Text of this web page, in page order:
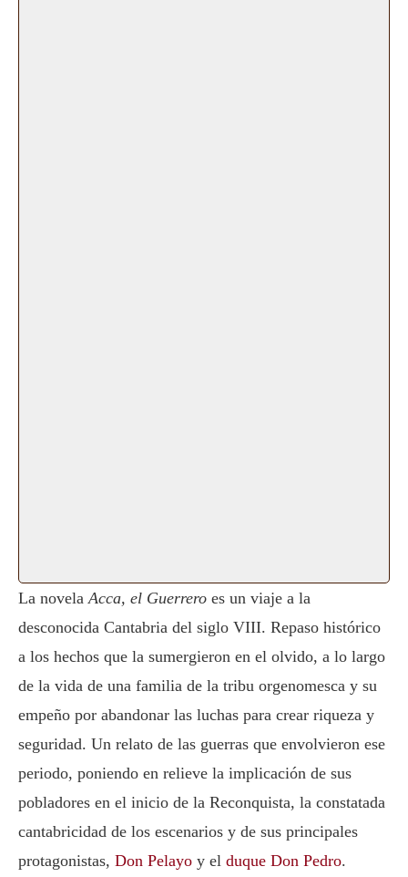
La novela Acca, el Guerrero es un viaje a la
desconocida Cantabria del siglo VIII. Repaso histórico
a los hechos que la sumergieron en el olvido, a lo largo
de la vida de una familia de la tribu orgenomesca y su
empeño por abandonar las luchas para crear riqueza y
seguridad. Un relato de las guerras que envolvieron ese
periodo, poniendo en relieve la implicación de sus
pobladores en el inicio de la Reconquista, la constatada
cantabricidad de los escenarios y de sus principales
protagonistas, Don Pelayo y el duque Don Pedro.